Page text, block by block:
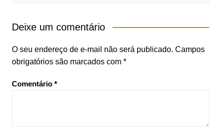
Deixe um comentário
O seu endereço de e-mail não será publicado. Campos
obrigatórios são marcados com *
Comentário *